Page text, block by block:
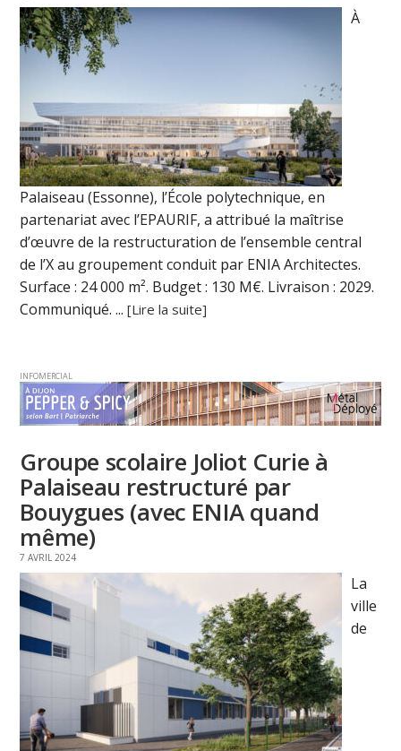
À
Palaiseau (Essonne), l’École polytechnique, en
partenariat avec l’EPAURIF, a attribué la maîtrise
d’œuvre de la restructuration de l’ensemble central
de l’X au groupement conduit par ENIA Architectes.
Surface : 24 000 m². Budget : 130 M€. Livraison : 2029.
Communiqué. ...[Lire la suite]
INFOMERCIAL
Groupe scolaire Joliot Curie à
Palaiseau restructuré par
Bouygues (avec ENIA quand
même)
7 AVRIL 2024
La
ville
de